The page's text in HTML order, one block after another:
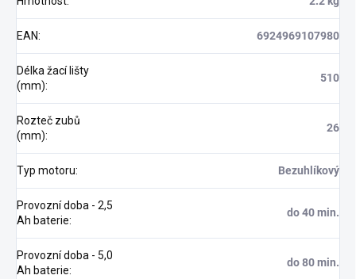
EAN: 6924969107980
Délka žací lišty
(mm):
510
Rozteč zubů
(mm):
26
Typ motoru: Bezuhlíkový
Provozní doba - 2,5
Ah baterie:
do 40 min.
Provozní doba - 5,0
Ah baterie:
do 80 min.